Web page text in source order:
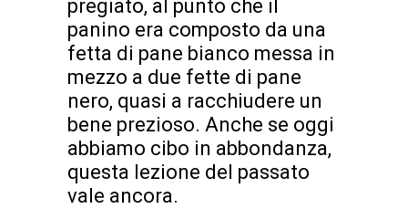
pregiato, al punto che il
panino era composto da una
fetta di pane bianco messa in
mezzo a due fette di pane
nero, quasi a racchiudere un
bene prezioso. Anche se oggi
abbiamo cibo in abbondanza,
questa lezione del passato
vale ancora.